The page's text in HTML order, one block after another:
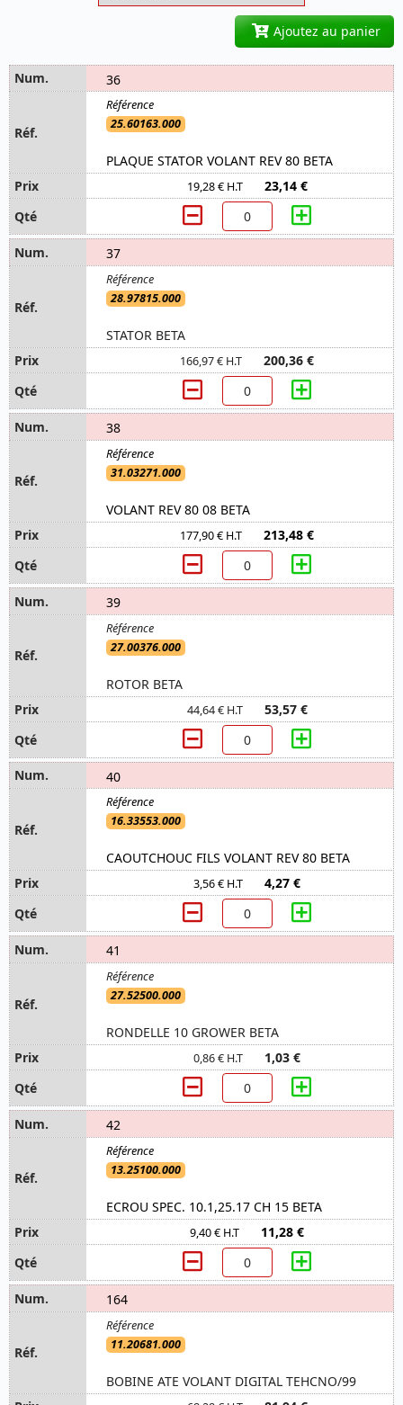
Ajoutez au panier
36
25.60163.000
PLAQUE STATOR VOLANT REV 80 BETA
19,28 € H.T 23,14 €
37
28.97815.000
STATOR BETA
166,97 € H.T 200,36 €
38
31.03271.000
VOLANT REV 80 08 BETA
177,90 € H.T 213,48 €
39
27.00376.000
ROTOR BETA
44,64 € H.T 53,57 €
40
16.33553.000
CAOUTCHOUC FILS VOLANT REV 80 BETA
3,56 € H.T 4,27 €
41
27.52500.000
RONDELLE 10 GROWER BETA
0,86 € H.T 1,03 €
42
13.25100.000
ECROU SPEC. 10.1,25.17 CH 15 BETA
9,40 € H.T 11,28 €
164
11.20681.000
BOBINE ATE VOLANT DIGITAL TEHCNO/99